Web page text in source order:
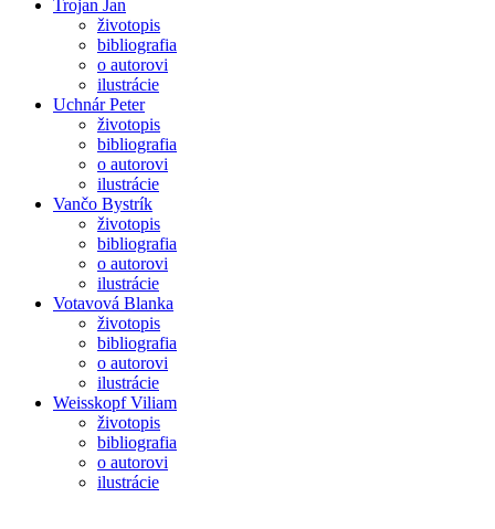
Trojan Jan
životopis
bibliografia
o autorovi
ilustrácie
Uchnár Peter
životopis
bibliografia
o autorovi
ilustrácie
Vančo Bystrík
životopis
bibliografia
o autorovi
ilustrácie
Votavová Blanka
životopis
bibliografia
o autorovi
ilustrácie
Weisskopf Viliam
životopis
bibliografia
o autorovi
ilustrácie